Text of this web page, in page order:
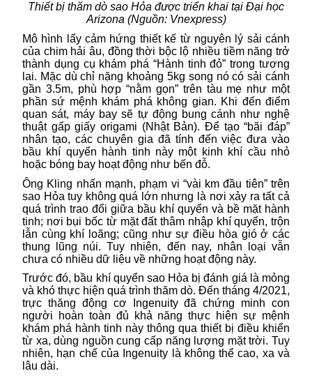
Thiết bị thăm dò sao Hỏa được triển khai tại Đại học
Arizona (Nguồn: Vnexpress)
Mô hình lấy cảm hứng thiết kế từ nguyên lý sải cánh
của chim hải âu, đồng thời bộc lộ nhiều tiềm năng trở
thành dụng cụ khám phá “Hành tinh đỏ” trong tương
lai. Mặc dù chỉ nặng khoảng 5kg song nó có sải cánh
gần 3.5m, phù hợp “nằm gọn” trên tàu mẹ như một
phần sứ mệnh khám phá không gian. Khi đến điểm
quan sát, máy bay sẽ tự động bung cánh như nghệ
thuật gấp giấy origami (Nhật Bản). Để tạo “bãi đáp”
nhân tạo, các chuyên gia đã tính đến việc đưa vào
bầu khí quyển hành tinh này một kinh khí cầu nhỏ
hoặc bóng bay hoạt động như bến đỗ.
Ông Kling nhấn mạnh, phạm vi “vài km đầu tiên” trên
sao Hỏa tuy không quá lớn nhưng là nơi xảy ra tất cả
quá trình trao đổi giữa bầu khí quyển và bề mặt hành
tinh; nơi bụi bốc từ mặt đất thâm nhập khí quyển, trộn
lẫn cùng khí loãng; cũng như sự điều hòa gió ở các
thung lũng núi. Tuy nhiên, đến nay, nhân loại vẫn
chưa có nhiều dữ liệu về những hoạt động này.
Trước đó, bầu khí quyển sao Hỏa bị đánh giá là mỏng
và khó thực hiện quá trình thăm dò. Đến tháng 4/2021,
trực thăng động cơ Ingenuity đã chứng minh con
người hoàn toàn đủ khả năng thực hiện sự mệnh
khám phá hành tinh này thông qua thiết bị điều khiển
từ xa, dùng nguồn cung cấp năng lượng mặt trời. Tuy
nhiên, hạn chế của Ingenuity là không thể cao, xa và
lâu dài.